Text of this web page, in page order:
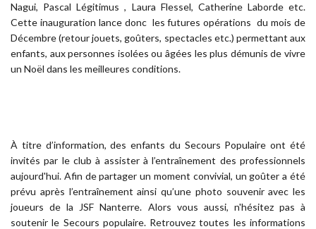
Nagui, Pascal Légitimus , Laura Flessel, Catherine Laborde etc.
Cette inauguration lance donc les futures opérations du mois de
Décembre (retour jouets, goûters, spectacles etc.) permettant aux
enfants, aux personnes isolées ou âgées les plus démunis de vivre
un Noël dans les meilleures conditions.
À titre d’information, des enfants du Secours Populaire ont été
invités par le club à assister à l’entraînement des professionnels
aujourd'hui. Afin de partager un moment convivial, un goûter a été
prévu après l’entraînement ainsi qu’une photo souvenir avec les
joueurs de la JSF Nanterre. Alors vous aussi, n'hésitez pas à
soutenir le Secours populaire. Retrouvez toutes les informations